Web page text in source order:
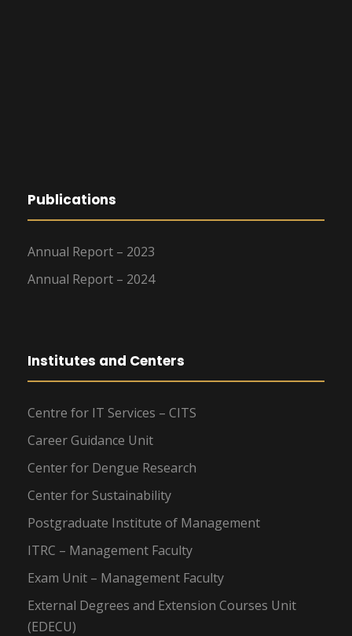
Publications
Annual Report – 2023
Annual Report – 2024
Institutes and Centers
Centre for IT Services – CITS
Career Guidance Unit
Center for Dengue Research
Center for Sustainability
Postgraduate Institute of Management
ITRC – Management Faculty
Exam Unit – Management Faculty
External Degrees and Extension Courses Unit
(EDECU)